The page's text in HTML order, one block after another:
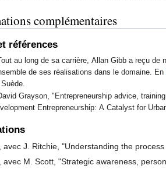
complémentaires
références
au long de sa carrière, Allan Gibb a reçu
de ses réalisations dans le domaine. En
Grayson, "Entrepreneurship advice,
Entrepreneurship: A Catalyst for
, avec J. Ritchie, "Understanding the
, avec M. Scott, "Strategic awareness,